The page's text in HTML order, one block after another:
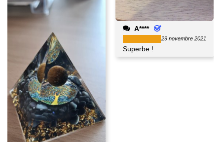
A****
29 novembre 2021
Superbe !